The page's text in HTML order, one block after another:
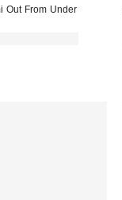
Out From Under